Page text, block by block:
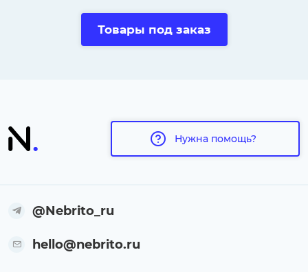
Товары под заказ
Нужна помощь?
@Nebrito_ru
hello@nebrito.ru